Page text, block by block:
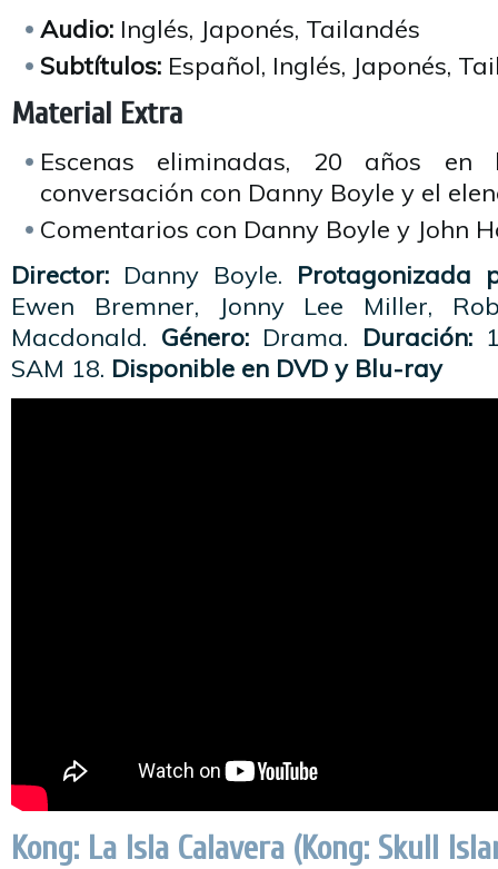
Audio: Inglés, Japonés, Tailandés
Subtítulos: Español, Inglés, Japonés,
Material Extra
Escenas eliminadas, 20 años en
conversación con Danny Boyle y el
Comentarios con Danny Boyle y John
Director: Danny Boyle. Protagonizada
Ewen Bremner, Jonny Lee Miller,
Macdonald. Género:Drama. Duración:
SAM 18. Disponible en DVD y Blu-ray
Kong: La Isla Calavera (Kong: Skull